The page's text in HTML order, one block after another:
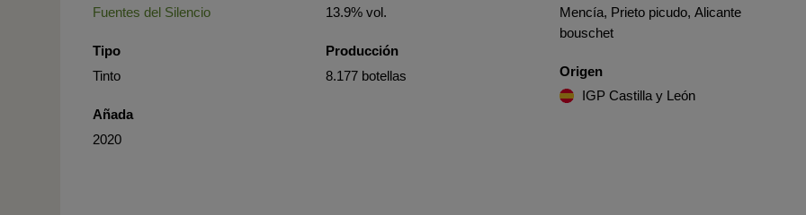
Fuentes del Silencio
Tipo
Tinto
Añada
2020
13.9% vol.
Producción
8.177 botellas
Mencía, Prieto picudo, Alicante
bouschet
Origen
IGP Castilla y León